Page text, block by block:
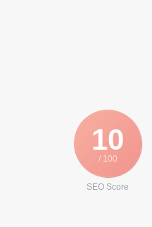
10
/ 100
SEO Score